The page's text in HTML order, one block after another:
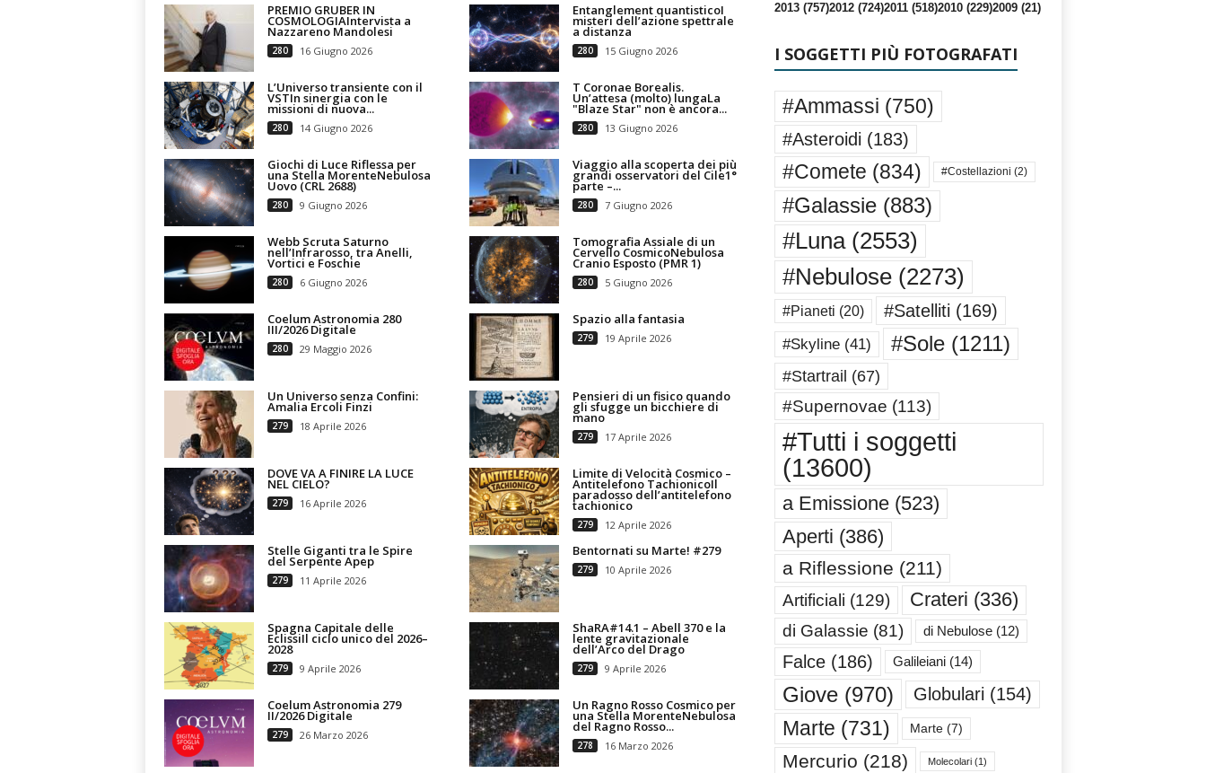
PREMIO GRUBER IN
COSMOLOGIAIntervista a
Nazzareno Mandolesi
280 16 Giugno 2026
Entanglement quantisticoI
misteri dell’azione spettrale
a distanza
280 15 Giugno 2026
L’Universo transiente con il
VSTIn sinergia con le
missioni di nuova...
280 14 Giugno 2026
T Coronae Borealis.
Un’attesa (molto) lungaLa
"Blaze Star" non è ancora...
280 13 Giugno 2026
Giochi di Luce Riflessa per
una Stella MorenteNebulosa
Uovo (CRL 2688)
280 9 Giugno 2026
Viaggio alla scoperta dei più
grandi osservatori del Cile1°
parte –...
280 7 Giugno 2026
Webb Scruta Saturno
nell’Infrarosso, tra Anelli,
Vortici e Foschie
280 6 Giugno 2026
Tomografia Assiale di un
Cervello CosmicoNebulosa
Cranio Esposto (PMR 1)
280 5 Giugno 2026
Coelum Astronomia 280
III/2026 Digitale
280 29 Maggio 2026
Spazio alla fantasia
279 19 Aprile 2026
Un Universo senza Confini:
Amalia Ercoli Finzi
279 18 Aprile 2026
Pensieri di un fisico quando
gli sfugge un bicchiere di
mano
279 17 Aprile 2026
DOVE VA A FINIRE LA LUCE
NEL CIELO?
279 16 Aprile 2026
Limite di Velocità Cosmico –
Antitelefono TachionicoIl
paradosso dell’antitelefono
tachionico
279 12 Aprile 2026
Stelle Giganti tra le Spire
del Serpente Apep
279 11 Aprile 2026
Bentornati su Marte! #279
279 10 Aprile 2026
Spagna Capitale delle
EclissiIl ciclo unico del 2026–
2028
279 9 Aprile 2026
ShaRA#14.1 – Abell 370 e la
lente gravitazionale
dell’Arco del Drago
279 9 Aprile 2026
Coelum Astronomia 279
II/2026 Digitale
279 26 Marzo 2026
Un Ragno Rosso Cosmico per
una Stella MorenteNebulosa
del Ragno Rosso...
278 16 Marzo 2026
2013 (757)2012 (724)2011 (518)2010 (229)2009 (21)
I SOGGETTI PIÙ FOTOGRAFATI
#Ammassi (750)
#Asteroidi (183)
#Comete (834) #Costellazioni (2)
#Galassie(883)
#Luna(2553)
#Nebulose(2273)
#Pianeti (20) #Satelliti (169)
#Skyline(41) #Sole(1211)
#Startrail (67)
#Supernovae (113)
#Tutti i soggetti
(13600)
a Emissione(523)
Aperti (386)
a Riflessione (211)
Artificiali (129) Crateri (336)
di Galassie (81) di Nebulose(12)
Falce(186) Galileiani(14)
Giove(970) Globulari (154)
Marte (731) Marte(7)
Mercurio (218) Molecolari(1)